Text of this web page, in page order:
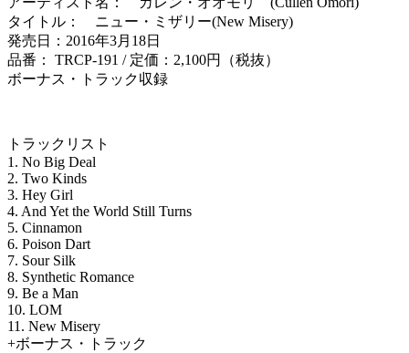
タイトル： ニュー・ミザリー(New Misery)
発売日：2016年3月18日
品番： TRCP-191 / 定価：2,100円（税抜）
ボーナス・トラック収録
トラックリスト
1. No Big Deal
2. Two Kinds
3. Hey Girl
4. And Yet the World Still Turns
5. Cinnamon
6. Poison Dart
7. Sour Silk
8. Synthetic Romance
9. Be a Man
10. LOM
11. New Misery
+ボーナス・トラック